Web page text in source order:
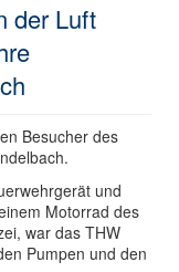
der Luft
Besucher des
und
Motorrad des
war das THW
Pumpen und den